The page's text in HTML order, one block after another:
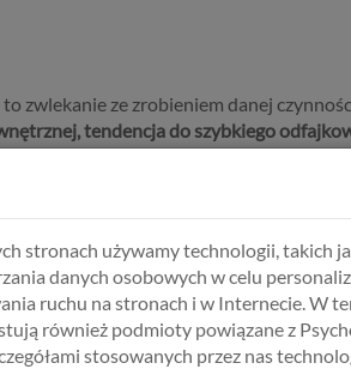
zwlekanie ze zrobieniem danej
tendencja do szybkiego
etapów. Wtedy i zadanie nie
do realizacji dalszych działań.
nie wymagali”– twierdzi Kamil Glik,
roku w Serie A w której strzelił
stronach używamy technologii, takich
danych osobowych w celu
ruchu na stronach i w Internecie. W
również podmioty powiązane z
stosowanych przez nas